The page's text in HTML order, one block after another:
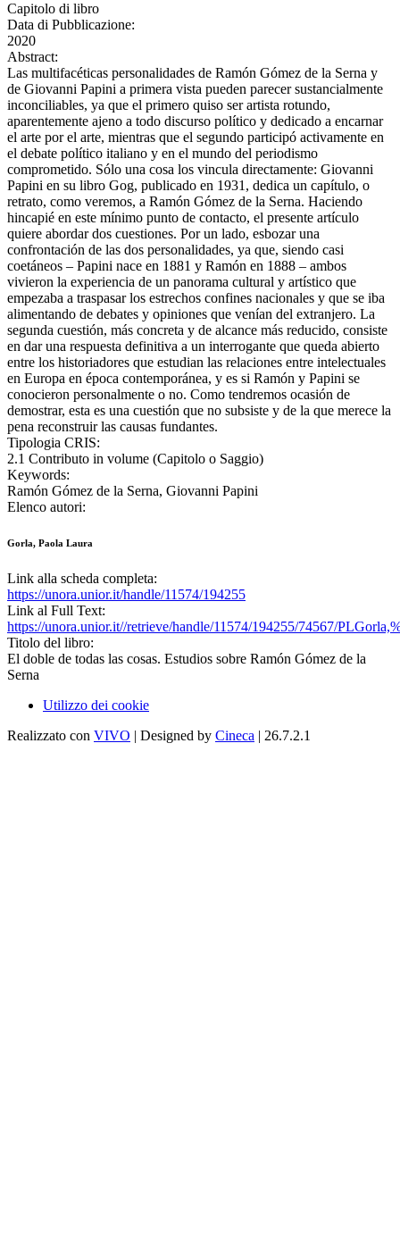
Capitolo di libro
Data di Pubblicazione:
2020
Abstract:
Las multifacéticas personalidades de Ramón Gómez de la Serna y
de Giovanni Papini a primera vista pueden parecer sustancialmente
inconciliables, ya que el primero quiso ser artista rotundo,
aparentemente ajeno a todo discurso político y dedicado a encarnar
el arte por el arte, mientras que el segundo participó activamente en
el debate político italiano y en el mundo del periodismo
comprometido. Sólo una cosa los vincula directamente: Giovanni
Papini en su libro Gog, publicado en 1931, dedica un capítulo, o
retrato, como veremos, a Ramón Gómez de la Serna. Haciendo
hincapié en este mínimo punto de contacto, el presente artículo
quiere abordar dos cuestiones. Por un lado, esbozar una
confrontación de las dos personalidades, ya que, siendo casi
coetáneos – Papini nace en 1881 y Ramón en 1888 – ambos
vivieron la experiencia de un panorama cultural y artístico que
empezaba a traspasar los estrechos confines nacionales y que se iba
alimentando de debates y opiniones que venían del extranjero. La
segunda cuestión, más concreta y de alcance más reducido, consiste
en dar una respuesta definitiva a un interrogante que queda abierto
entre los historiadores que estudian las relaciones entre intelectuales
en Europa en época contemporánea, y es si Ramón y Papini se
conocieron personalmente o no. Como tendremos ocasión de
demostrar, esta es una cuestión que no subsiste y de la que merece la
pena reconstruir las causas fundantes.
Tipologia CRIS:
2.1 Contributo in volume (Capitolo o Saggio)
Keywords:
Ramón Gómez de la Serna, Giovanni Papini
Elenco autori:
Gorla, Paola Laura
Link alla scheda completa:
https://unora.unior.it/handle/11574/194255
Link al Full Text:
https://unora.unior.it//retrieve/handle/11574/194255/74567/
Titolo del libro:
El doble de todas las cosas. Estudios sobre Ramón Gómez de la
Serna
Utilizzo dei cookie
Realizzato con VIVO | Designed by Cineca | 26.7.2.1